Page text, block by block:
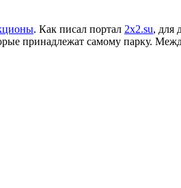
. Как писал портал 2x2.su, для
принадлежат самому парку.